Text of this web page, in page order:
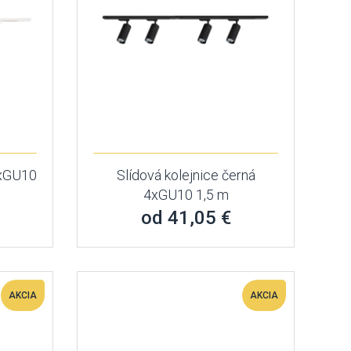
Slídová kolejnice černá
4xGU10 1,5 m
od 41,05 €
AKCIA AKCIA